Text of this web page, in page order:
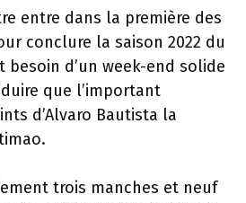
entre dans la première des
conclure la saison 2022 du
besoin d’un week-end solide
que l’important
d’Alvaro Bautista la
trois manches et neuf